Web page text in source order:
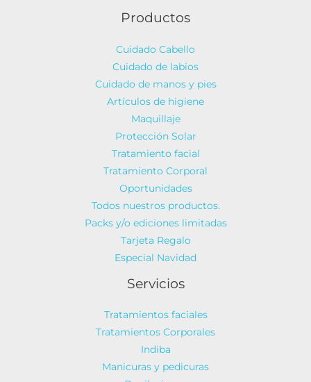
Productos
Cuidado Cabello
Cuidado de labios
Cuidado de manos y pies
Artículos de higiene
Maquillaje
Protección Solar
Tratamiento facial
Tratamiento Corporal
Oportunidades
Todos nuestros productos.
Packs y/o ediciones limitadas
Tarjeta Regalo
Especial Navidad
Servicios
Tratamientos faciales
Tratamientos Corporales
Indiba
Manicuras y pedicuras